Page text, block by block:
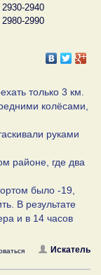
2930-2940
2980-2990
только 3 км.
колёсами,
руками
районе, где два
было -19,
В результате
и в 14 часов
Искатель